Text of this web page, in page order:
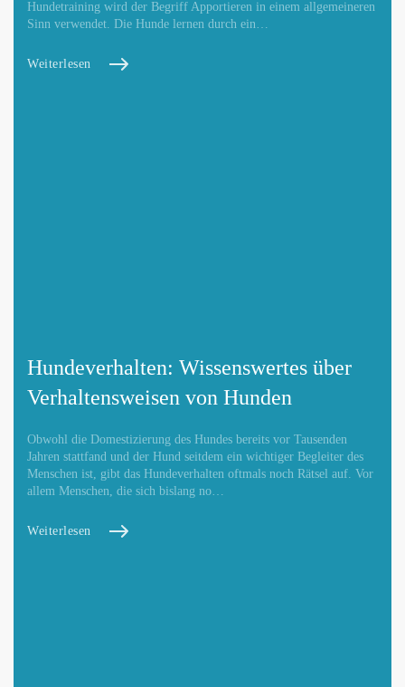
Hundetraining wird der Begriff Apportieren in einem allgemeineren
Sinn verwendet. Die Hunde lernen durch ein…
Weiterlesen
Hundeverhalten: Wissenswertes über
Verhaltensweisen von Hunden
Obwohl die Domestizierung des Hundes bereits vor Tausenden
Jahren stattfand und der Hund seitdem ein wichtiger Begleiter des
Menschen ist, gibt das Hundeverhalten oftmals noch Rätsel auf. Vor
allem Menschen, die sich bislang no…
Weiterlesen